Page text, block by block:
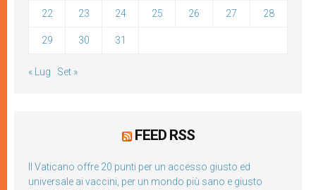
22 23 24 25 26 27 28
29 30 31
« Lug Set »
FEED RSS
Il Vaticano offre 20 punti per un accesso giusto ed
universale ai vaccini, per un mondo più sano e giusto